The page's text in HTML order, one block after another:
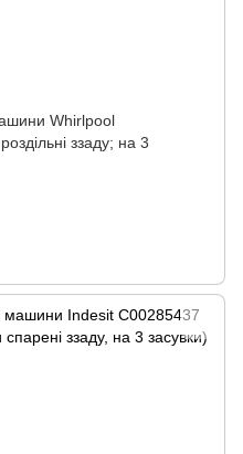
Whirlpool
ззаду; на 3